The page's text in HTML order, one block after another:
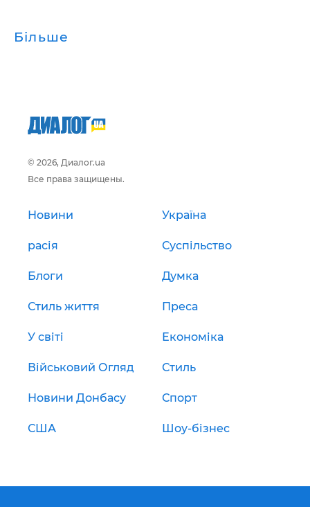
Більше
© 2026, Диалог.ua
Все права защищены.
Новини Україна
расія Суспільство
Блоги Думка
Стиль життя Преса
У світі Економіка
Військовий Огляд Стиль
Новини Донбасу Спорт
США Шоу-бізнес